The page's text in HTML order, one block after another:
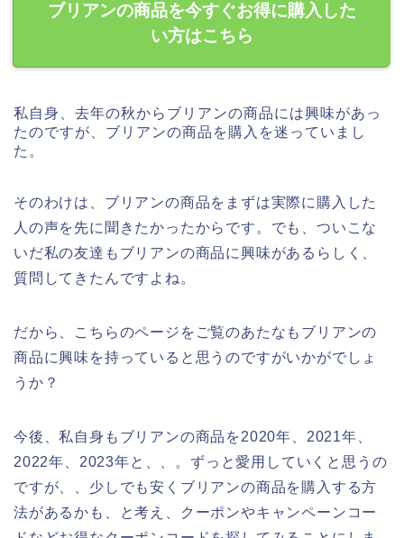
ブリアンの商品を今すぐお得に購入した
い方はこちら
私自身、去年の秋からブリアンの商品には興味があっ
たのですが、ブリアンの商品を購入を迷っていまし
た。
そのわけは、ブリアンの商品をまずは実際に購入した
人の声を先に聞きたかったからです。でも、ついこな
いだ私の友達もブリアンの商品に興味があるらしく、
質問してきたんですよね。
だから、こちらのページをご覧のあたなもブリアンの
商品に興味を持っていると思うのですがいかがでしょ
うか？
今後、私自身もブリアンの商品を2020年、2021年、
2022年、2023年と、、。ずっと愛用していくと思うの
ですが、、少しでも安くブリアンの商品を購入する方
法があるかも、と考え、クーポンやキャンペーンコー